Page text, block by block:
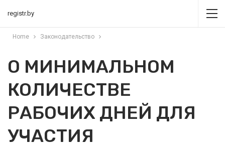
registr.by
Home Законодательство
О МИНИМАЛЬНОМ
КОЛИЧЕСТВЕ
РАБОЧИХ ДНЕЙ ДЛЯ
УЧАСТИЯ